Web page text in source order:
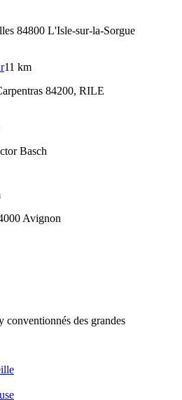
84800 L'Isle-sur-la-Sorgue
11 km
84200, RILE
Basch
Avignon
conventionnés des grandes